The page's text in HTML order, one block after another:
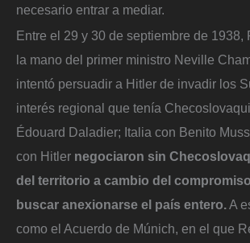
necesario entrar a mediar.
Entre el 29 y 30 de septiembre de 1938,
la mano del primer ministro Neville
intentó persuadir a Hitler de invadir los
interés regional que tenía
Édouard Daladier; Italia con Benito
con Hitler negociaron sin
del territorio a cambio del
buscar anexionarse el país entero.A
como el Acuerdo de Múnich, en el que